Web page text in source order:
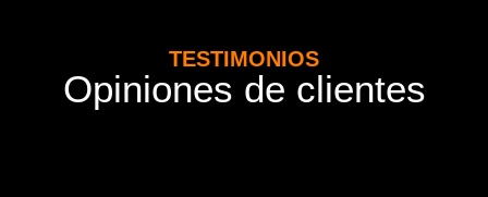
TESTIMONIOS
Opiniones de clientes